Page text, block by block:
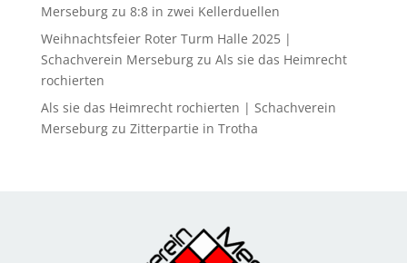
Merseburgzu 8:8 in zwei Kellerduellen
Weihnachtsfeier Roter Turm Halle 2025 |
Schachverein Merseburgzu Als sie das Heimrecht
rochierten
Als sie das Heimrecht rochierten | Schachverein
Merseburgzu Zitterpartie in Trotha